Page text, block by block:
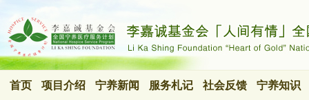
首页 项目介绍 宁养新闻 服务札记 社会反馈 宁养知识